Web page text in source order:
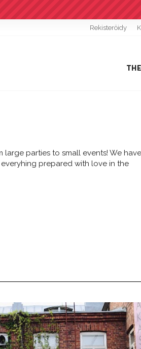
Rekisteröidy
parties to small events! We
prepared with love in the